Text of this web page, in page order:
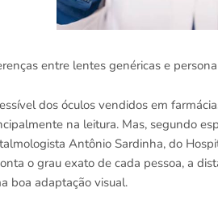
entre lentes genéricas e
dos óculos vendidos em
na leitura. Mas, segundo
Antônio Sardinha, do
o grau exato de cada pessoa, a
boa adaptação visual.